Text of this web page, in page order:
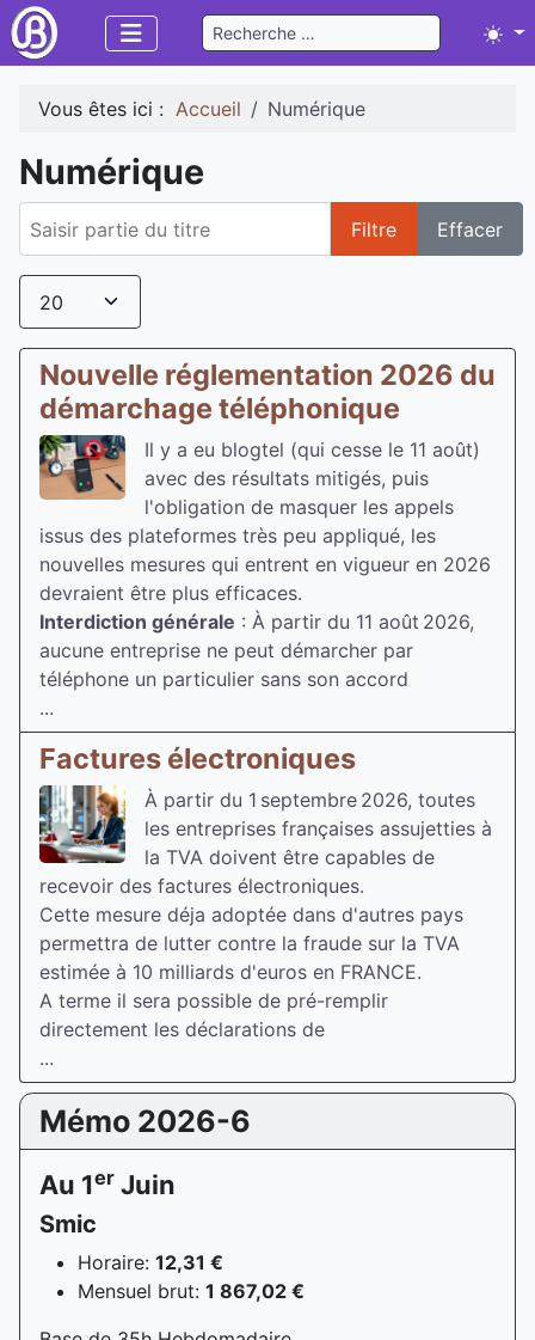
Rechercher
Vous êtes ici : Accueil Numérique
Numérique
Filtre Effacer
Nouvelle réglementation 2026 du
démarchage téléphonique
Il y a eu blogtel (qui cesse le 11 août)
avec des résultats mitigés, puis
l'obligation de masquer les appels
issus des plateformes très peu appliqué, les
nouvelles mesures qui entrent en vigueur en 2026
devraient être plus efficaces.
Interdiction générale : À partir du 11 août 2026,
aucune entreprise ne peut démarcher par
téléphone un particulier sans son accord
...
Factures électroniques
À partir du 1 septembre 2026, toutes
les entreprises françaises assujetties à
la TVA doivent être capables de
recevoir des factures électroniques.
Cette mesure déja adoptée dans d'autres pays
permettra de lutter contre la fraude sur la TVA
estimée à 10 milliards d'euros en FRANCE.
A terme il sera possible de pré-remplir
directement les déclarations de
...
Mémo 2026-6
Au 1er Juin
Smic
Horaire: 12,31 €
Mensuel brut: 1 867,02 €